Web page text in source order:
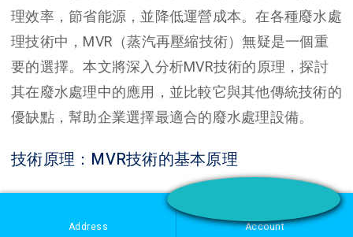
Address Account
理效率，節省能源，並降低運營成本。在各種廢水處
理技術中，MVR（蒸汽再壓縮技術）無疑是一個重
要的選擇。本文將深入分析MVR技術的原理，探討
其在廢水處理中的應用，並比較它與其他傳統技術的
優缺點，幫助企業選擇最適合的廢水處理設備。
技術原理：MVR技術的基本原理
MVR技術是一種高效的廢水處理技術，它通過蒸汽
再壓縮來回收熱能，從而提高能源利用效率，降低對